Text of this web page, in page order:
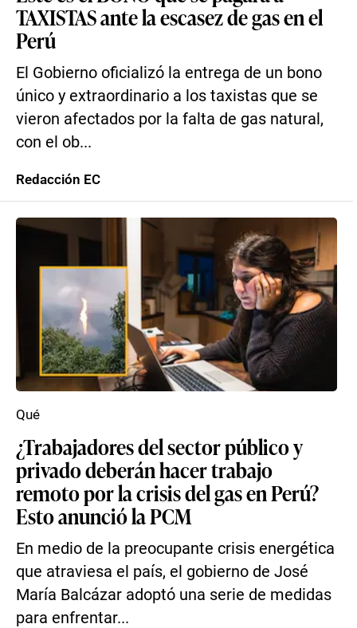
TAXISTAS ante la escasez de gas en el
Perú
El Gobierno oficializó la entrega de un bono
único y extraordinario a los taxistas que se
vieron afectados por la falta de gas natural,
con el ob...
Redacción EC
¿Trabajadores del sector público y
privado deberán hacer trabajo
remoto por la crisis del gas en Perú?
Esto anunció la PCM
En medio de la preocupante crisis energética
que atraviesa el país, el gobierno de José
María Balcázar adoptó una serie de medidas
para enfrentar...
Qué